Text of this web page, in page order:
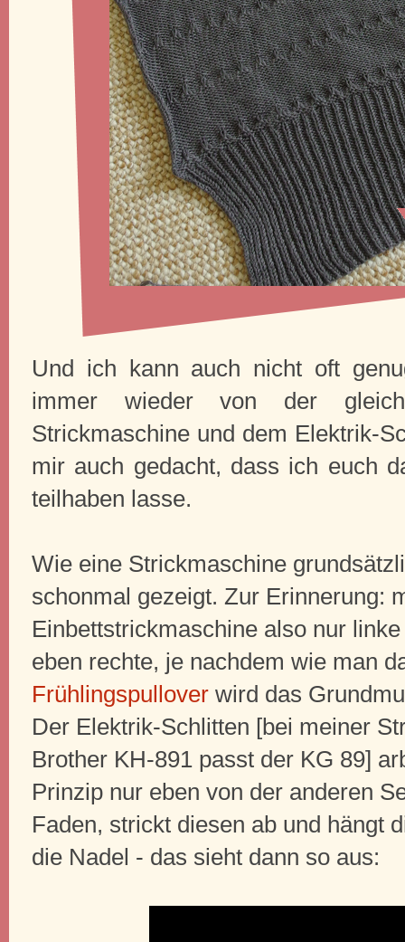
Und ich kann auch nicht oft
immer wieder von der
Strickmaschine und dem Elektrik-
mir auch gedacht, dass ich euch
teilhaben lasse.
Wie eine Strickmaschine
schonmal gezeigt. Zur Erinnerung:
Einbettstrickmaschine also nur
eben rechte, je nachdem wie man
Frühlingspullover wird das
Der Elektrik-Schlitten [bei meiner
Brother KH-891 passt der KG 89]
Prinzip nur eben von der anderen
Faden, strickt diesen ab und hängt
die Nadel - das sieht dann so aus: